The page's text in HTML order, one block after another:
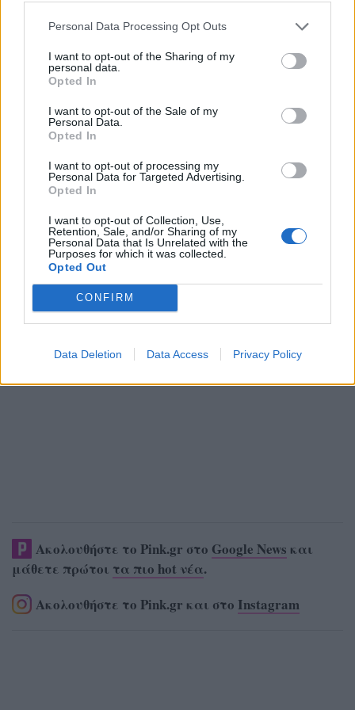
Personal Data Processing Opt Outs
I want to opt-out of the Sharing of my
personal data.
Opted In
I want to opt-out of the Sale of my
Personal Data.
Opted In
I want to opt-out of processing my
Personal Data for Targeted Advertising.
Opted In
I want to opt-out of Collection, Use,
Retention, Sale, and/or Sharing of my
Personal Data that Is Unrelated with the
Purposes for which it was collected.
Opted Out
CONFIRM
Data Deletion Data Access Privacy Policy
περισσότερο από τα 20 εκατομμύρια δολάρια
του. Και ενώ ο Guy Fieri δεν έχει κανένα αστέρι
Michelin, έχει ένα βραβείο που δεν έχει ακόμη ο
Gordon Ramsay: ένα αστέρι στο Hollywood Walk of
ΔΙΑΦΗΜΙΣΗ
Ακολουθήστε το Pink.gr στο Google News και
μάθετε πρώτοι τα πιο hot νέα.
Ακολουθήστε το Pink.gr και στο Instagram